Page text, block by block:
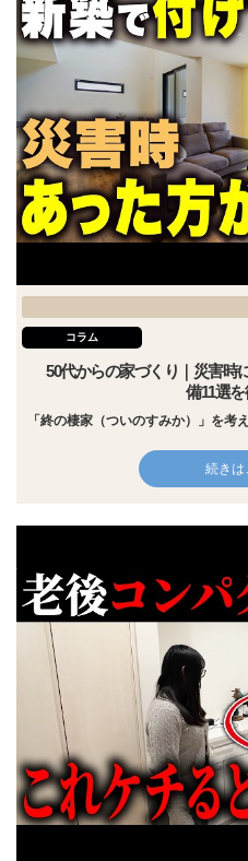
コラム
50代からの家づくり｜災害時
備11選
「終の棲家（ついのすみか）」を考
続きは